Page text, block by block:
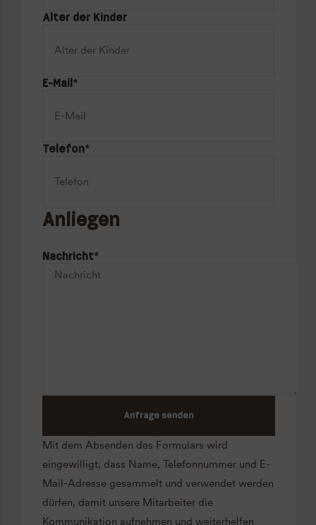
Alter der Kinder
E-Mail *
Telefon*
Anliegen
Nachricht*
Anfrage senden
Mit dem Absenden des Formulars wird
eingewilligt, dass Name, Telefonnummer und E-
Mail-Adresse gesammelt und verwendet werden
dürfen, damit unsere Mitarbeiter die
Kommunikation aufnehmen und weiterhelfen